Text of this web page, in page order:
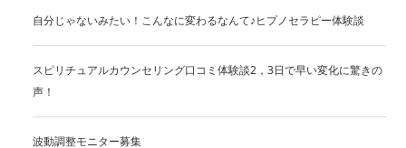
自分じゃないみたい！こんなに変わるなんて♪ヒプノセラピー体験談
スピリチュアルカウンセリング口コミ体験談2，3日で早い変化に驚きの
声！
波動調整モニター募集